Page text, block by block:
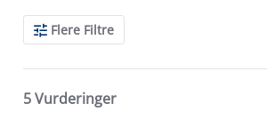
Search
ReviewsFlere Filtre
5 Vurderinger